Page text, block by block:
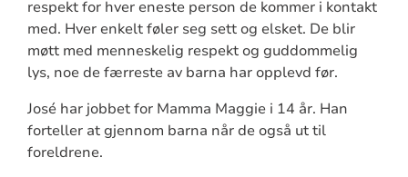
respekt for hver eneste person de kommer i kontakt
med. Hver enkelt føler seg sett og elsket. De blir
møtt med menneskelig respekt og guddommelig
lys, noe de færreste av barna har opplevd før.
José har jobbet for Mamma Maggie i 14 år. Han
forteller at gjennom barna når de også ut til
foreldrene.